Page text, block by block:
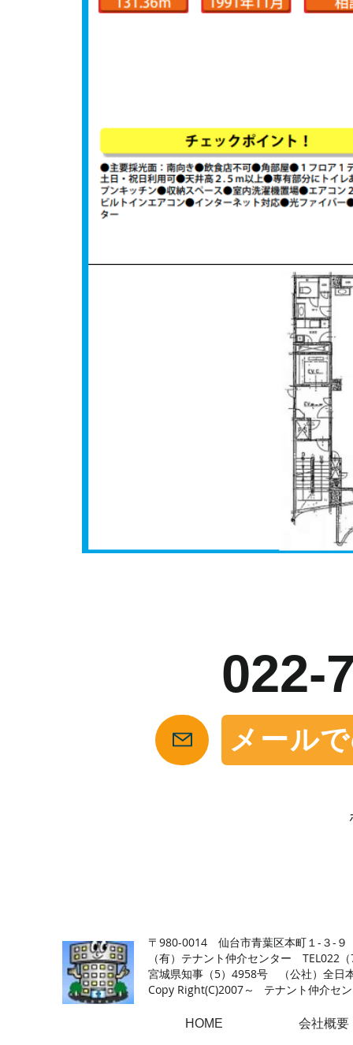
022-
メール
〒980-0014 仙台市青葉区本町１-３-９
（有）テナント仲介センター TEL022
宮城県知事（5）4958号 （公社）全日
Copy Right(C)2007～ テナント仲介セ
HOME 会社概要